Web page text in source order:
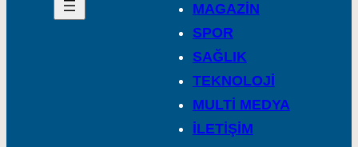
MAGAZİN
SPOR
SAĞLIK
TEKNOLOJİ
MULTİ MEDYA
İLETİŞİM